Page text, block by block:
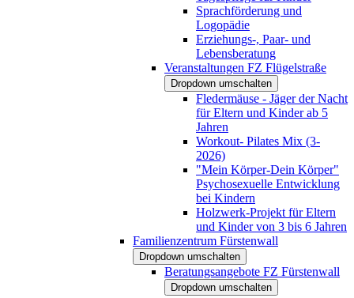
Sprachförderung und
Logopädie
Erziehungs-, Paar- und
Lebensberatung
Veranstaltungen FZ Flügelstraße
Dropdown umschalten
Fledermäuse - Jäger der Nacht
für Eltern und Kinder ab 5
Jahren
Workout- Pilates Mix (3-
2026)
"Mein Körper-Dein Körper"
Psychosexuelle Entwicklung
bei Kindern
Holzwerk-Projekt für Eltern
und Kinder von 3 bis 6 Jahren
Familienzentrum Fürstenwall
Dropdown umschalten
Beratungsangebote FZ Fürstenwall
Dropdown umschalten